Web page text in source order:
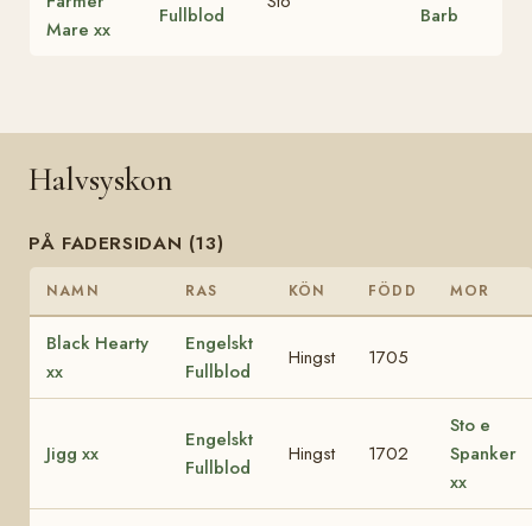
Mare xx
Fullblod Barb
Halvsyskon
PÅ FADERSIDAN (13)
NAMN RAS KÖN FÖDD MOR
Black Hearty
xx
Engelskt
Fullblod
Hingst 1705
Jigg xx
Engelskt
Fullblod
Hingst 1702
Sto e
Spanker
xx